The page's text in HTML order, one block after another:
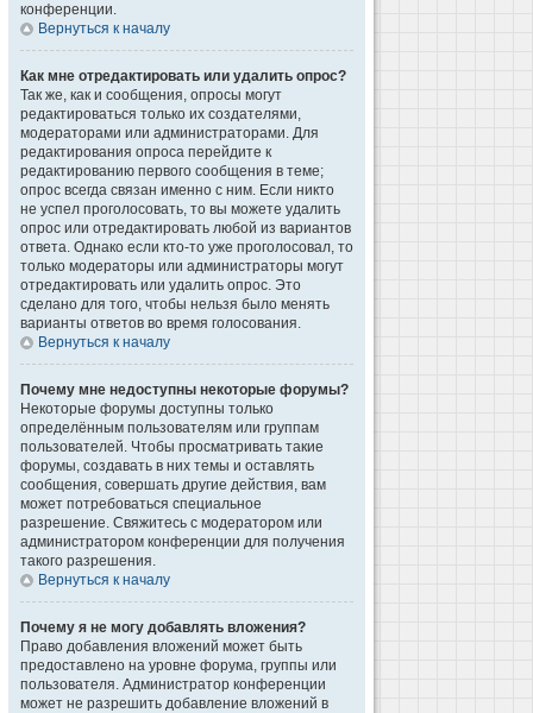
конференции.
Вернуться к началу
Как мне отредактировать или удалить опрос?
Так же, как и сообщения, опросы могут
редактироваться только их создателями,
модераторами или администраторами. Для
редактирования опроса перейдите к
редактированию первого сообщения в теме;
опрос всегда связан именно с ним. Если никто
не успел проголосовать, то вы можете удалить
опрос или отредактировать любой из вариантов
ответа. Однако если кто-то уже проголосовал, то
только модераторы или администраторы могут
отредактировать или удалить опрос. Это
сделано для того, чтобы нельзя было менять
варианты ответов во время голосования.
Вернуться к началу
Почему мне недоступны некоторые форумы?
Некоторые форумы доступны только
определённым пользователям или группам
пользователей. Чтобы просматривать такие
форумы, создавать в них темы и оставлять
сообщения, совершать другие действия, вам
может потребоваться специальное
разрешение. Свяжитесь с модератором или
администратором конференции для получения
такого разрешения.
Вернуться к началу
Почему я не могу добавлять вложения?
Право добавления вложений может быть
предоставлено на уровне форума, группы или
пользователя. Администратор конференции
может не разрешить добавление вложений в